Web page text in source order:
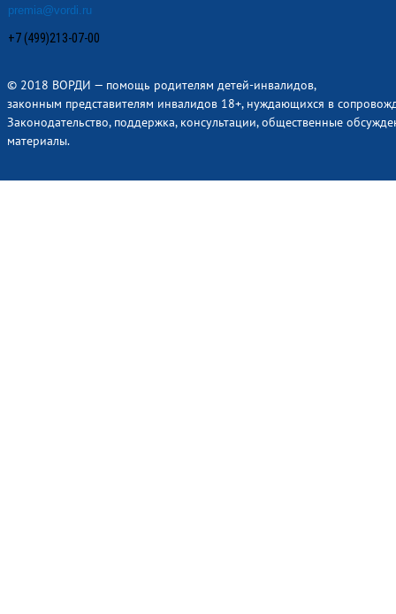
premia@vordi.ru
+7 (499)213-07-00
© 2018 ВОРДИ — помощь родителям детей-инвалидов,
законным представителям инвалидов 18+, нуждающихся в
Законодательство, поддержка, консультации, общественные
материалы.